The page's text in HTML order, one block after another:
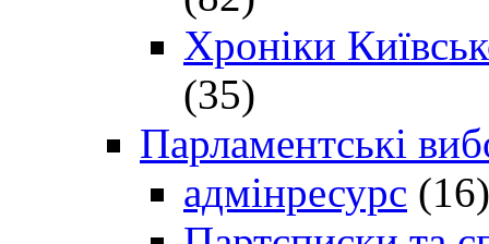
Хроніки
(35)
Парламентські
адмінресурс (16)